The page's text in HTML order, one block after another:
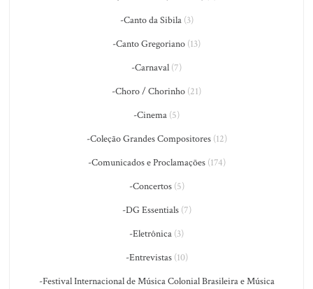
-Canto da Sibila(3)
-Canto Gregoriano (13)
-Carnaval (7)
-Choro / Chorinho (21)
-Cinema (5)
-Coleção Grandes Compositores(12)
-Comunicados e Proclamações(174)
-Concertos(5)
-DG Essentials(7)
-Eletrônica (3)
-Entrevistas(10)
-Festival Internacional de Música Colonial Brasileira e Música